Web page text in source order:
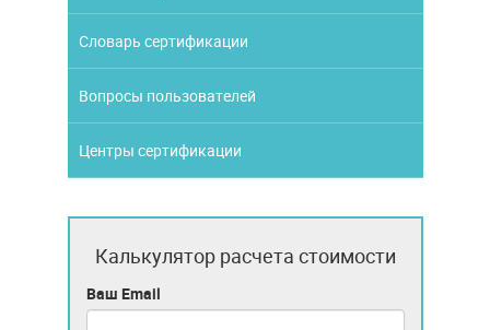
Словарь сертификации
Вопросы пользователей
Центры сертификации
Калькулятор расчета стоимости
Ваш Email